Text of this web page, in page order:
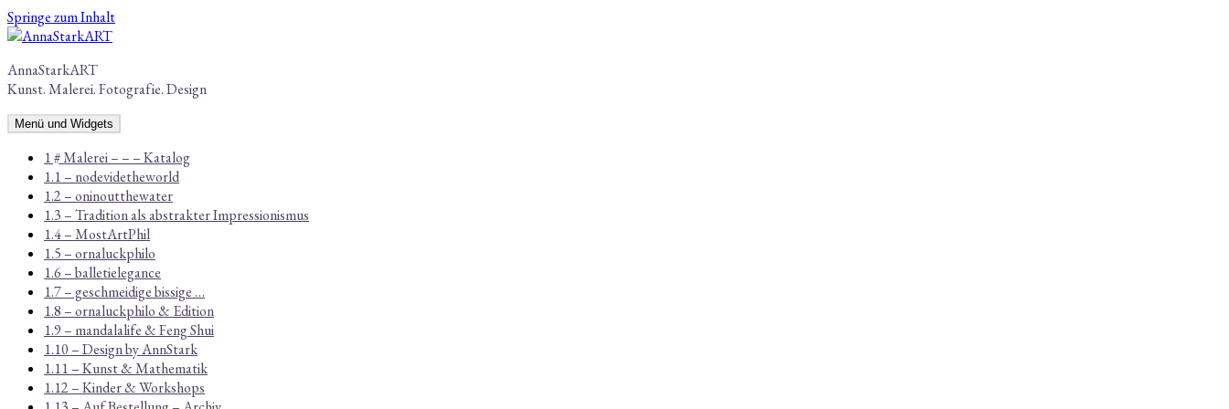
Springe zum Inhalt
AnnaStarkART
Kunst. Malerei. Fotografie. Design
Menü und Widgets
1 # Malerei – – – Katalog
1.1 – nodevidetheworld
1.2 – oninoutthewater
1.3 – Tradition als abstrakter Impressionismus
1.4 – MostArtPhil
1.5 – ornaluckphilo
1.6 – balletielegance
1.7 – geschmeidige bissige …
1.8 – ornaluckphilo & Edition
1.9 – mandalalife & Feng Shui
1.10 – Design by AnnStark
1.11 – Kunst & Mathematik
1.12 – Kinder & Workshops